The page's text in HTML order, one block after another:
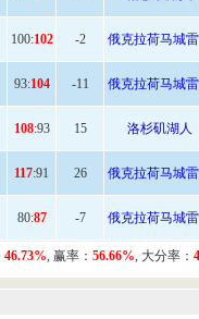
100:102 -2 俄克拉荷马城
93:104 -11 俄克拉荷马城
108:93 15 洛杉矶湖人
117:91 26 俄克拉荷马城
80:87 -7 俄克拉荷马城
46.73%, 赢率： 56.66%, 大分率：